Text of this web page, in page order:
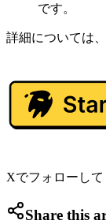
です。
詳細については、
Xでフォローして
Share this